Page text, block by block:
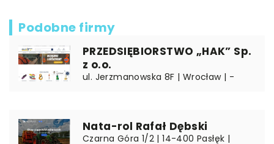
Podobne firmy
PRZEDSIĘBIORSTWO „HAK” Sp.
z o.o.
ul. Jerzmanowska 8F | Wrocław | -
Nata-rol Rafał Dębski
Czarna Góra 1/2 | 14-400 Pasłęk |